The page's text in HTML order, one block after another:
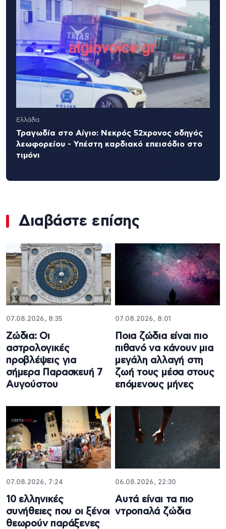
Ελλάδα
Τραγωδία στο Αίγιο: Νεκρός 52χρονος οδηγός
λεωφορείου - Υπέστη καρδιακό επεισόδιο στο
τιμόνι
Διαβάστε επίσης
07.08.2026, 8:35
Ζώδια: Οι
αστρολογικές
προβλέψεις για
σήμερα Παρασκευή 7
Αυγούστου
07.08.2026, 8:01
Ποια ζώδια είναι πιο
πιθανό να κάνουν μια
μεγάλη αλλαγή στη
ζωή τους μέσα στους
επόμενους μήνες
07.08.2026, 7:24
10 ελληνικές
συνήθειες που οι ξένοι
θεωρούν παράξενες
06.08.2026, 22:30
Αυτά είναι τα πιο
ντροπαλά ζώδια